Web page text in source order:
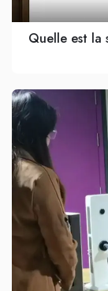
Quelle est la